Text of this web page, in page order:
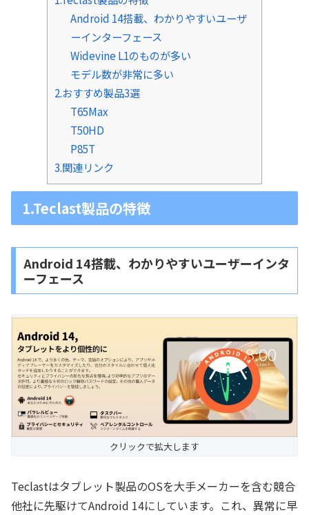
Android 14搭載、わかりやすいユーザ
ーインターフェース
Widevine L1のものが多い
モデル数が非常に多い
2.おすすめ製品3選
T65Max
T50HD
P85T
3.関連リンク
1.Teclast製品の特徴
Android 14搭載、わかりやすいユーザーインタ
ーフェース
クリックで拡大します
Teclastはタブレット製品のOSを大手メーカーを含む競合
他社に先駆けてAndroid 14にしています。これ、異常に早